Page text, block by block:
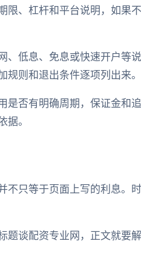
限、杠杆和平台说明，如果
、低息、免息或快速开户等
则和退出条件逐项列出来。
否有明确周期，保证金和
据。
不只等于页面上写的利息。
谈配资专业网，正文就要